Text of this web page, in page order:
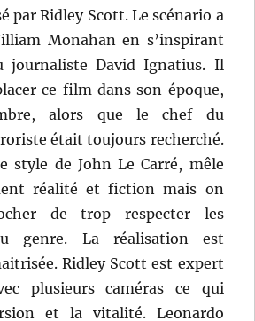
par Ridley Scott. Le scénario a
Monahan en s’inspirant
journaliste David Ignatius. Il
ce film dans son époque,
alors que le chef du
était toujours recherché.
style de John Le Carré, mêle
réalité et fiction mais on
de trop respecter les
genre. La réalisation est
Ridley Scott est expert
plusieurs caméras ce qui
et la vitalité. Leonardo